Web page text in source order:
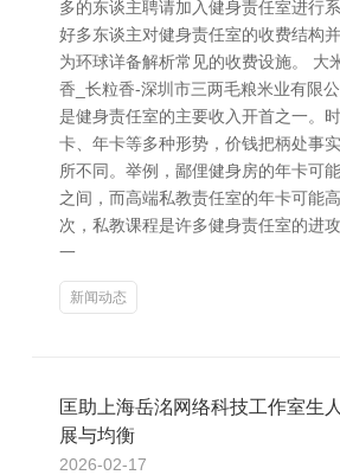
多的东谈主聘请加入健身责任室进行
好多东谈主对健身责任室的收费结构
为环球详备解析常见的收费设施。 大
香_长粒香-深圳市三两毛粮米业有限
是健身责任室的主要收入开首之一。
卡、年卡等多种形势，价钱把柄处事
所不同。举例，鄙俚健身房的年卡可
之间，而高端私教责任室的年卡可能
次，私教课程是许多健身责任室的进
一
新闻动态
匡助上海岳洺网络科技工作室生
展与均衡
2026-02-17